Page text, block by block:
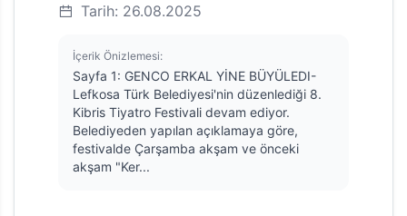
Tarih: 26.08.2025
İçerik Önizlemesi:
Sayfa 1: GENCO ERKAL YİNE BÜYÜLEDI-
Lefkosa Türk Belediyesi'nin düzenlediği 8.
Kibris Tiyatro Festivali devam ediyor.
Belediyeden yapılan açıklamaya göre,
festivalde Çarşamba akşam ve önceki
akşam "Ker...